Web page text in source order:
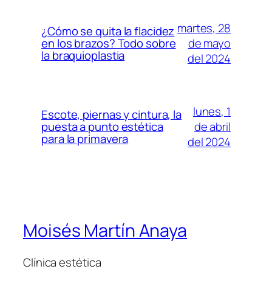
¿Cómo se quita la flacidez
en los brazos? Todo sobre
la braquioplastia
martes, 28
de mayo
del 2024
Escote, piernas y cintura, la
puesta a punto estética
para la primavera
lunes, 1
de abril
del 2024
Moisés Martín Anaya
Clínica estética